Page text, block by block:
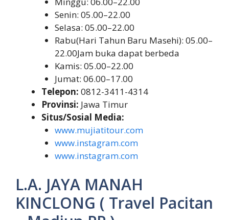
Senin: 05.00–22.00
Selasa: 05.00–22.00
Rabu(Hari Tahun Baru Masehi): 05.00–
22.00Jam buka dapat berbeda
Kamis: 05.00–22.00
Jumat: 06.00–17.00
Telepon: 0812-3411-4314
Provinsi: Jawa Timur
Situs/Sosial Media:
www.mujiatitour.com
www.instagram.com
www.instagram.com
L.A. JAYA MANAH
KINCLONG ( Travel Pacitan